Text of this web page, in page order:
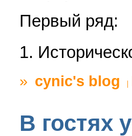
Первый ряд:
1.
» cynic's blog
В гостях